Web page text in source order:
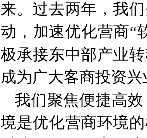
来。过去两年，我
动，加速优化营商“
极承接东中部产业
成为广大客商投资
我们聚焦便捷高
境是优化营商环境